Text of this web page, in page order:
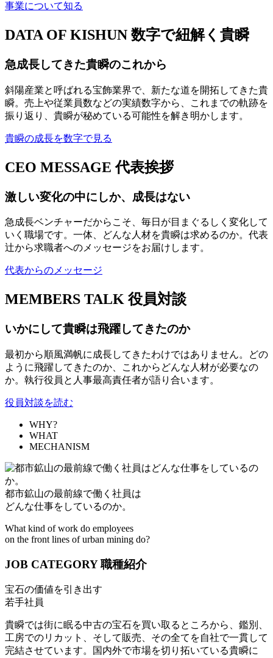
事業について知る
DATA OF KISHUN 数字で紐解く貴瞬
急成長してきた貴瞬のこれから
斜陽産業と呼ばれる宝飾業界で、新たな道を開拓してきた貴
瞬。売上や従業員数などの実績数字から、これまでの軌跡を
振り返り、貴瞬が秘めている可能性を解き明かします。
貴瞬の成長を数字で見る
CEO MESSAGE 代表挨拶
激しい変化の中にしか、成長はない
急成長ベンチャーだからこそ、毎日が目まぐるしく変化して
いく職場です。一体、どんな人材を貴瞬は求めるのか。代表
辻から求職者へのメッセージをお届けします。
代表からのメッセージ
MEMBERS TALK 役員対談
いかにして貴瞬は飛躍してきたのか
最初から順風満帆に成長してきたわけではありません。どの
ように飛躍してきたのか、これからどんな人材が必要なの
か。執行役員と人事最高責任者が語り合います。
役員対談を読む
WHY?
WHAT
MECHANISM
都市鉱山の最前線で働く社員は
どんな仕事をしているのか。
What kind of work do employees
on the front lines of urban mining do?
JOB CATEGORY 職種紹介
宝石の価値を引き出す
若手社員
貴瞬では街に眠る中古の宝石を買い取るところから、鑑別、
工房でのリカット、そして販売、その全てを自社で一貫して
完結させています。国内外で市場を切り拓いている貴瞬に